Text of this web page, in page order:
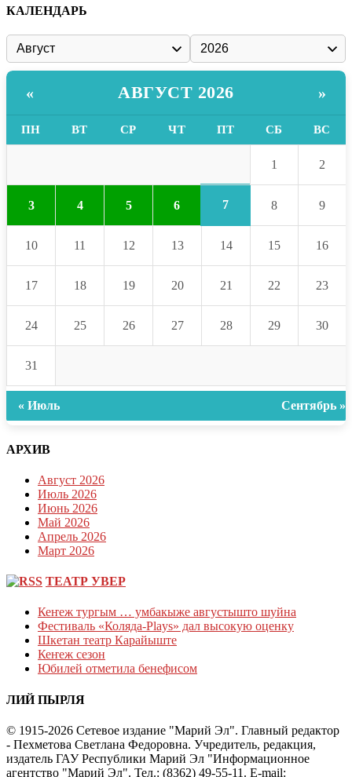
КАЛЕНДАРЬ
« АВГУСТ 2026 »
ПН ВТ СР ЧТ ПТ СБ ВС
1 2
3 4 5 6 7 8 9
10 11 12 13 14 15 16
17 18 19 20 21 22 23
24 25 26 27 28 29 30
31
« Июль Сентябрь »
АРХИВ
Август 2026
Июль 2026
Июнь 2026
Май 2026
Апрель 2026
Март 2026
ТЕАТР УВЕР
Кеҥеж тургым … умбакыже августышто шуйна
Фестиваль «Коляда-Plays» дал высокую оценку
Шкетан театр Карайыште
Кеҥеж сезон
Юбилей отметила бенефисом
ЛИЙ ПЫРЛЯ
© 1915-2026 Сетевое издание "Марий Эл". Главный редактор
- Пехметова Светлана Федоровна. Учредитель, редакция,
издатель ГАУ Республики Марий Эл "Информационное
агентство "Марий Эл". Тел.: (8362) 49-55-11. E-mail: